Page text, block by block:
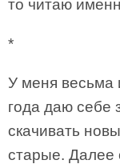
то читаю
*
У меня весьма
года даю себе
скачивать
старые. Далее